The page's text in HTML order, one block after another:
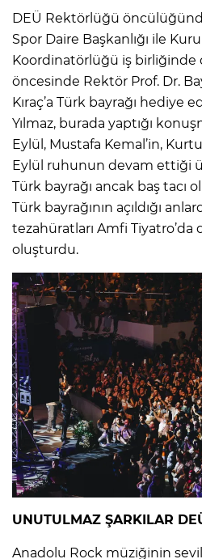
DEÜ Rektörlüğü
Spor Daire Başkanlığı ile
Koordinatörlüğü iş birliğinde
öncesinde Rektör Prof. Dr.
Kıraç’a Türk bayrağı hediye
Yılmaz, burada yaptığı
Eylül, Mustafa Kemal’in,
Eylül ruhunun devam ettiği
Türk bayrağı ancak baş tacı
Türk bayrağının açıldığı
tezahüratları Amfi
oluşturdu.
UNUTULMAZ ŞARKILAR
Anadolu Rock müziğinin